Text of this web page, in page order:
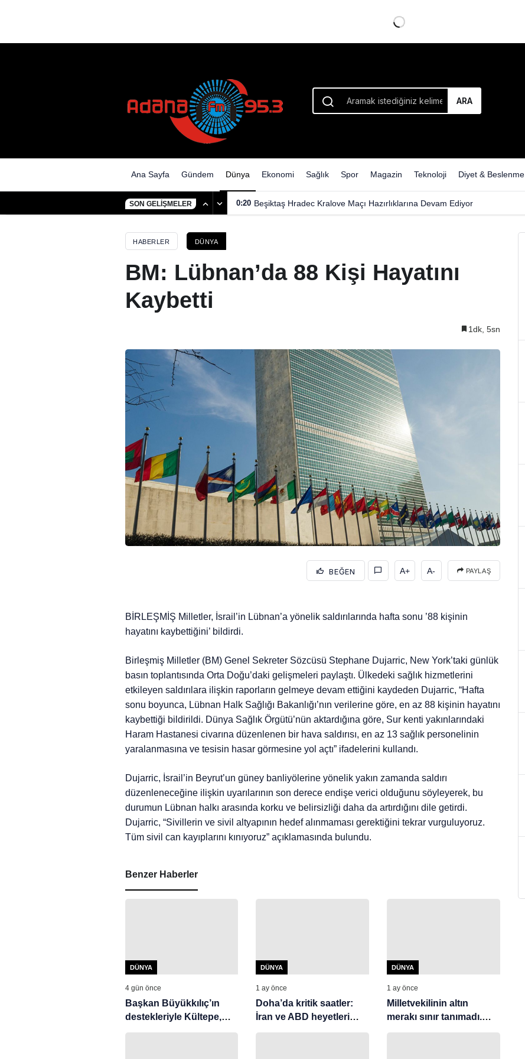
ARA
Ana Sayfa Gündem Dünya Ekonomi Sağlık Spor Magazin Teknoloji Diyet & Beslenme
SON GELIŞMELER 0:20 Beşiktaş Hradec Kralove Maçı Hazırlıklarına Devam Ediyor
HABERLER DÜNYA
BM: Lübnan’da 88 Kişi Hayatını
Kaybetti
1dk, 5sn
BEĞEN A+ A- PAYLAŞ
BİRLEŞMİŞ Milletler, İsrail’in Lübnan’a yönelik saldırılarında hafta sonu ’88 kişinin
hayatını kaybettiğini’ bildirdi.
Birleşmiş Milletler (BM) Genel Sekreter Sözcüsü Stephane Dujarric, New York’taki günlük
basın toplantısında Orta Doğu’daki gelişmeleri paylaştı. Ülkedeki sağlık hizmetlerini
etkileyen saldırılara ilişkin raporların gelmeye devam ettiğini kaydeden Dujarric, “Hafta
sonu boyunca, Lübnan Halk Sağlığı Bakanlığı’nın verilerine göre, en az 88 kişinin hayatını
kaybettiği bildirildi. Dünya Sağlık Örgütü’nün aktardığına göre, Sur kenti yakınlarındaki
Haram Hastanesi civarına düzenlenen bir hava saldırısı, en az 13 sağlık personelinin
yaralanmasına ve tesisin hasar görmesine yol açtı” ifadelerini kullandı.
Dujarric, İsrail’in Beyrut’un güney banliyölerine yönelik yakın zamanda saldırı
düzenleneceğine ilişkin uyarılarının son derece endişe verici olduğunu söyleyerek, bu
durumun Lübnan halkı arasında korku ve belirsizliği daha da artırdığını dile getirdi.
Dujarric, “Sivillerin ve sivil altyapının hedef alınmaması gerektiğini tekrar vurguluyoruz.
Tüm sivil can kayıplarını kınıyoruz” açıklamasında bulundu.
Benzer Haberler
DÜNYA
4 gün önce
Başkan Büyükkılıç’ın
destekleriyle Kültepe,
dünya arkeolojisinin
DÜNYA
1 ay önce
Doha’da kritik saatler:
İran ve ABD heyetleri
Katar yolunda
DÜNYA
1 ay önce
Milletvekilinin altın
merakı sınır tanımadı.
Dünya altın çamaşırı